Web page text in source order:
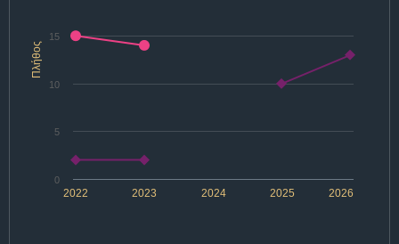
Πλήθος
2022 2024 2026
2023 2025
0
5
10
15